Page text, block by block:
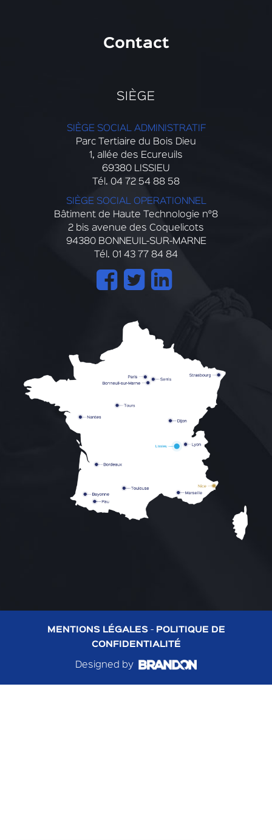
Contact
SIÈGE
SIÈGE SOCIAL ADMINISTRATIF
Parc Tertiaire du Bois Dieu
1, allée des Ecureuils
69380 LISSIEU
Tél. 04 72 54 88 58
SIÈGE SOCIAL OPERATIONNEL
Bâtiment de Haute Technologie n°8
2 bis avenue des Coquelicots
94380 BONNEUIL-SUR-MARNE
Tél. 01 43 77 84 84
MENTIONS LÉGALES- POLITIQUE DE
CONFIDENTIALITÉ
Designed by